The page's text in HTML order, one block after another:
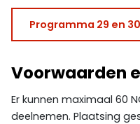
Programma 29 en
Voorwaarden
Er kunnen maximaal 60
deelnemen. Plaatsing